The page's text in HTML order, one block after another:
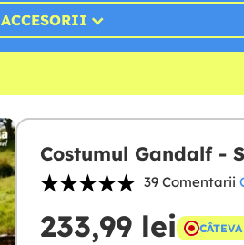
ACCESORII
Costumul Gandalf -
39 Comentarii
233,99 lei